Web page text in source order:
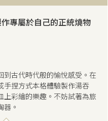
專屬於自己的正統燒物
到古代時代般的愉悅感受。在
手捏方式本格體驗製作湯吞
上彩繪的樂趣。不妨試著為旅
。